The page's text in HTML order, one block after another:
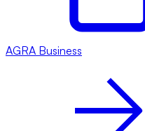
AGRA Business